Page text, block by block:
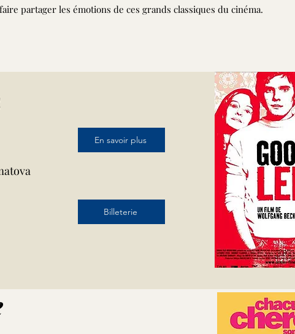
partager les émotions de ces grands classiques du cinéma.
En savoir plus
Billeterie